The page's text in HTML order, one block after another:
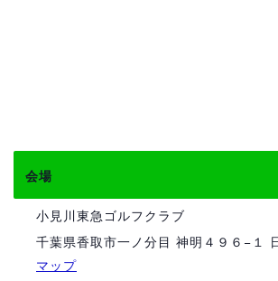
会場
小見川東急ゴルフクラブ
千葉県香取市一ノ分目 神明４９６−１
マップ